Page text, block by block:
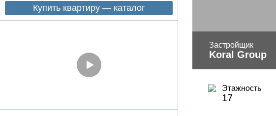
Купить квартиру — каталог
Застройщик
Koral Group
Этажность
17